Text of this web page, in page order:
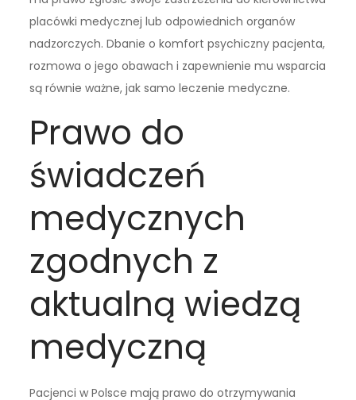
placówki medycznej lub odpowiednich organów
nadzorczych. Dbanie o komfort psychiczny pacjenta,
rozmowa o jego obawach i zapewnienie mu wsparcia
są równie ważne, jak samo leczenie medyczne.
Prawo do
świadczeń
medycznych
zgodnych z
aktualną wiedzą
medyczną
Pacjenci w Polsce mają prawo do otrzymywania